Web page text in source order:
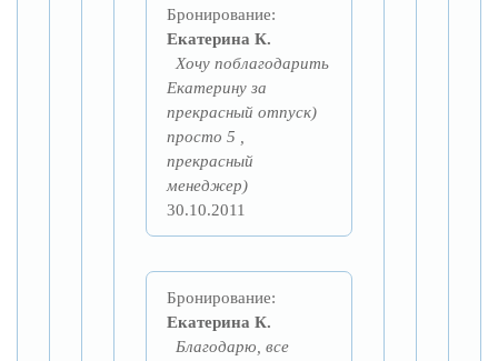
Бронирование:
Екатерина К.
Хочу поблагодарить
Екатерину за
прекрасный отпуск)
просто 5 ,
прекрасный
менеджер)
30.10.2011
Бронирование:
Екатерина К.
Благодарю, все